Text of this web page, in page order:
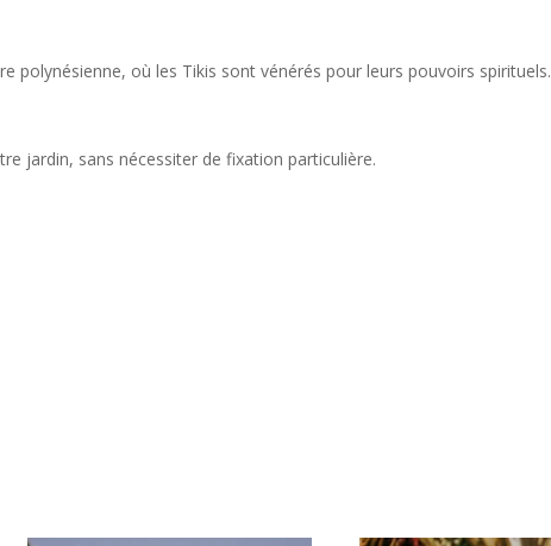
où les Tikis sont vénérés pour leurs pouvoirs spirituels.
jardin, sans nécessiter de fixation particulière.